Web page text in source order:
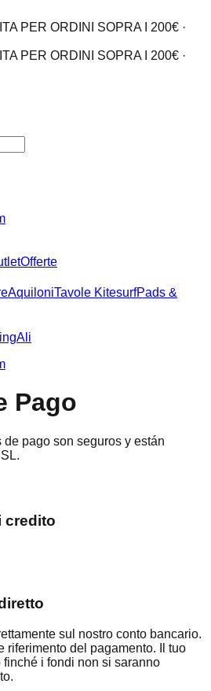
PER ORDINI SOPRA I 200€ ·
PER ORDINI SOPRA I 200€ ·
Offerte
AquiloniTavole KitesurfPads &
Ali
Pago
pago son seguros y están
credito
sul nostro conto bancario.
riferimento del pagamento. Il tuo
i fondi non si saranno